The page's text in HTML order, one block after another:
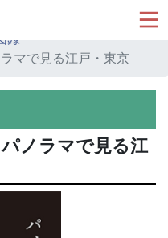
録
マで見る江戸・東京
ノラマで見る江